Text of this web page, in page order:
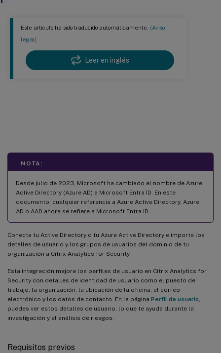
Este artículo ha sido traducido automáticamente. (Aviso
legal)
Leer en inglés
NOTA:
Desde julio de 2023, Microsoft ha cambiado el nombre de Azure
Active Directory (Azure AD) a Microsoft Entra ID. En este
documento, cualquier referencia a Azure Active Directory, Azure
AD o AAD ahora se refiere a Microsoft Entra ID.
Conecta tu Active Directory o tu Azure Active Directory e importa los
detalles de usuario y los grupos de usuarios del dominio de tu
organización a Citrix Analytics for Security.
Esta integración mejora los perfiles de usuario en Citrix Analytics for
Security con detalles de identidad de usuario como el puesto de
trabajo, la organización, la ubicación de la oficina, el correo
electrónico y los datos de contacto. En la página Perfil de usuario
puedes ver estos detalles de usuario, lo que te ayuda durante la
investigación y el análisis de riesgos.
Requisitos previos